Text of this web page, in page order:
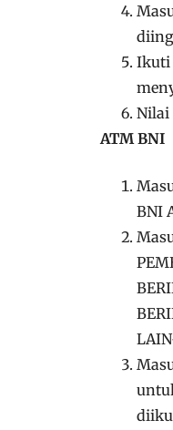
Ikuti
Nilai
ATM BNI
BNI